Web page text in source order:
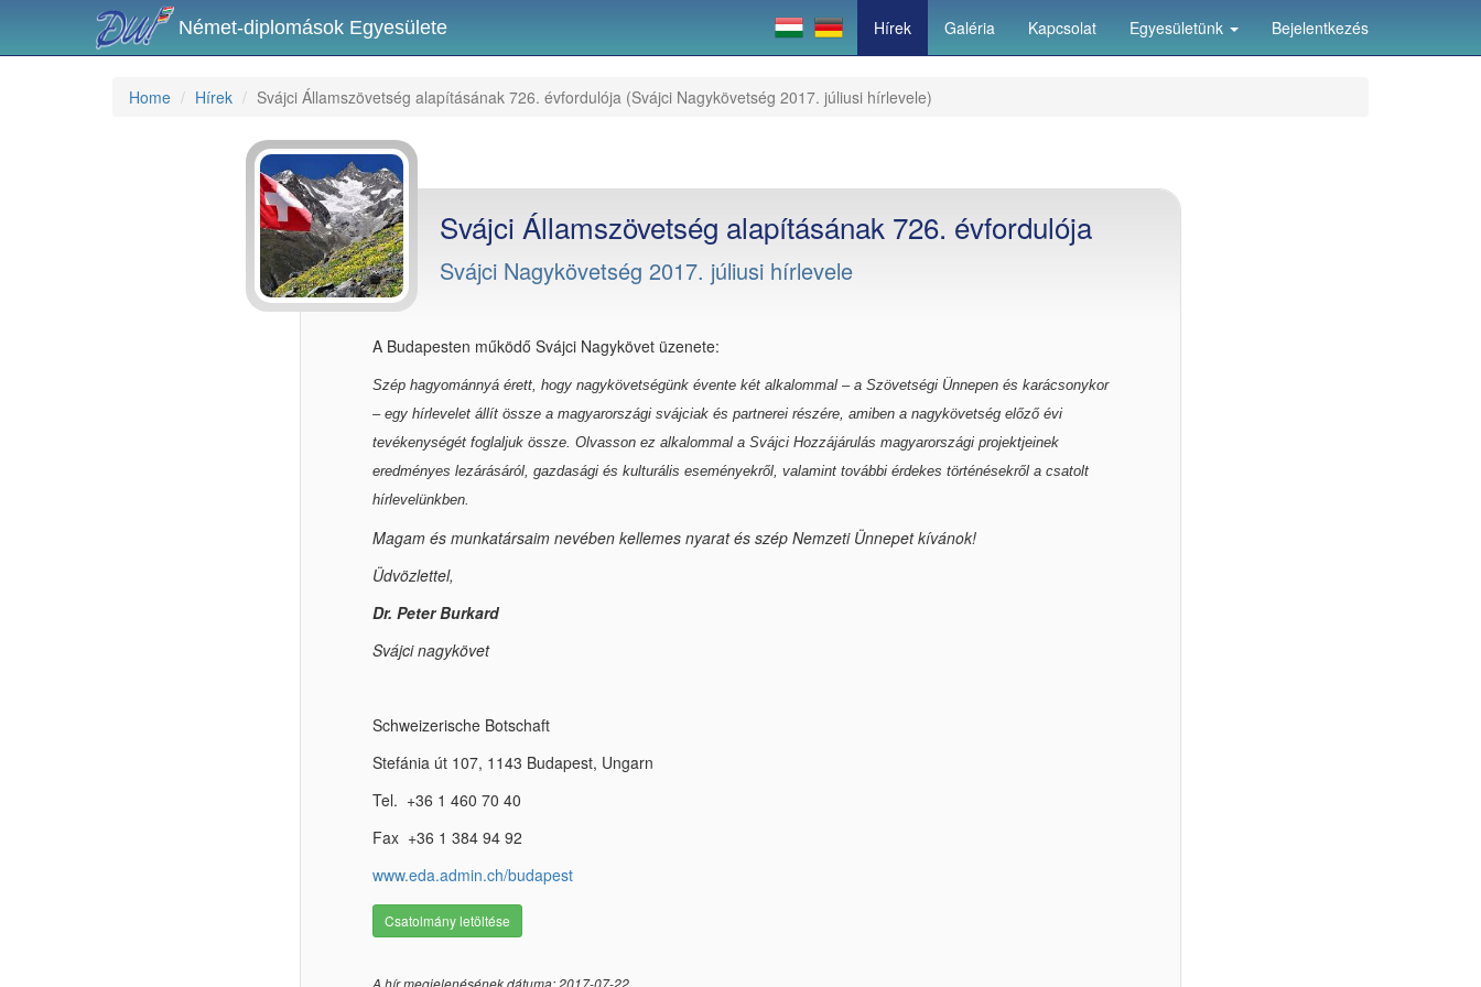
Német-diplomások Egyesülete Hírek Galéria Kapcsolat Egyesületünk Bejelentkezés
Home Hírek Svájci Államszövetség alapításának 726. évfordulója (Svájci Nagykövetség 2017. júliusi hírlevele)
Svájci Államszövetség alapításának 726. évfordulója
Svájci Nagykövetség 2017. júliusi hírlevele
A Budapesten működő Svájci Nagykövet üzenete:
Szép hagyománnyá érett, hogy nagykövetségünk évente két alkalommal – a Szövetségi Ünnepen és karácsonykor
– egy hírlevelet állít össze a magyarországi svájciak és partnerei részére, amiben a nagykövetség előző évi
tevékenységét foglaljuk össze. Olvasson ez alkalommal a Svájci Hozzájárulás magyarországi projektjeinek
eredményes lezárásáról, gazdasági és kulturális eseményekről, valamint további érdekes történésekről a csatolt
hírlevelünkben.
Magam és munkatársaim nevében kellemes nyarat és szép Nemzeti Ünnepet kívánok!
Üdvözlettel,
Dr. Peter Burkard
Svájci nagykövet
Schweizerische Botschaft
Stefánia út 107, 1143 Budapest, Ungarn
Tel. +36 1 460 70 40
Fax +36 1 384 94 92
www.eda.admin.ch/budapest
Csatolmány letöltése
A hír megjelenésének dátuma: 2017-07-22